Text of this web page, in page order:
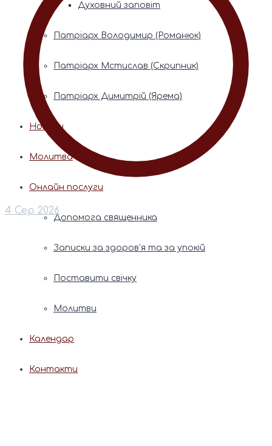
Духовний заповіт
Патріарх Володимир (Романюк)
Патріарх Мстислав (Скрипник)
Патріарх Димитрій (Ярема)
Новини
Молитва
Онлайн послуги
Допомога священника
Записки за здоров’я та за упокій
Поставити свічку
Молитви
Календар
Контакти
4 Сер 2026